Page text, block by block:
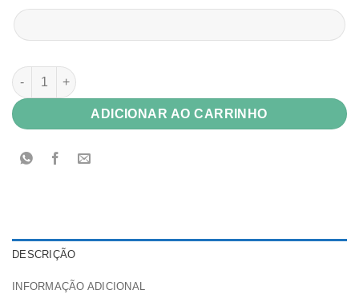
Papel Fotográfico Matte 170g A4 c/ 20 Fls quantidade
ADICIONAR AO CARRINHO
DESCRIÇÃO
INFORMAÇÃO ADICIONAL